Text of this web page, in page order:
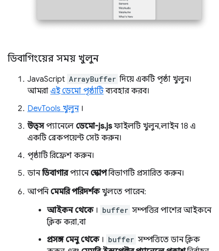
ডিবাগিংয়ের সময় খুলুন
JavaScript ArrayBuffer দিয়ে একটি পৃষ্ঠা খুলুন।
আমরা এই ডেমো পৃষ্ঠাটিব্যবহার করব।
DevTools খুলুন।
উত্সপ্যানেলে ডেমো-js.jsফাইলটি খুলুন, লাইন 18 এ
একটি ব্রেকপয়েন্ট সেট করুন।
পৃষ্ঠাটি রিফ্রেশ করুন।
ডানডিবাগারপ্যানে স্কোপবিভাগটি প্রসারিত করুন।
আপনি মেমরি পরিদর্শকখুলতে পারেন:
আইকন থেকে। buffer সম্পত্তির পাশের আইকনে
ক্লিক করা, বা
প্রসঙ্গ মেনু থেকে। buffer সম্পত্তিতে ডান ক্লিক